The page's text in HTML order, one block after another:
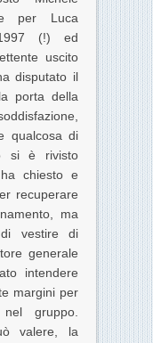
per Luca
(!) ed
uscito
disputato il
porta della
qualcosa di
si è rivisto
chiesto e
recuperare
ma
di vestire di
generale
intendere
margini per
gruppo.
valere, la